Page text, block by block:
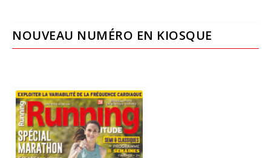
NOUVEAU NUMÉRO EN KIOSQUE